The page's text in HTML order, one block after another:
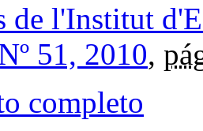
de l'Institut
51, 2010,
completo